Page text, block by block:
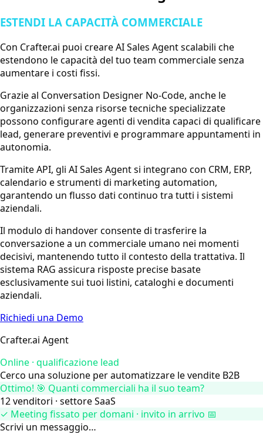
ESTENDI LA CAPACITÀ COMMERCIALE
Con Crafter.ai puoi creare AI Sales Agent scalabili che
estendono le capacità del tuo team commerciale senza
aumentare i costi fissi.
Grazie al Conversation Designer No-Code, anche le
organizzazioni senza risorse tecniche specializzate
possono configurare agenti di vendita capaci di qualificare
lead, generare preventivi e programmare appuntamenti in
autonomia.
Tramite API, gli AI Sales Agent si integrano con CRM, ERP,
calendario e strumenti di marketing automation,
garantendo un flusso dati continuo tra tutti i sistemi
aziendali.
Il modulo di handover consente di trasferire la
conversazione a un commerciale umano nei momenti
decisivi, mantenendo tutto il contesto della trattativa. Il
sistema RAG assicura risposte precise basate
esclusivamente sui tuoi listini, cataloghi e documenti
aziendali.
Richiedi una Demo
Crafter.ai Agent
Online · qualificazione lead
Cerco una soluzione per automatizzare le vendite B2B
Ottimo! 🎯 Quanti commerciali ha il suo team?
12 venditori · settore SaaS
✓ Meeting fissato per domani · invito in arrivo 📅
Scrivi un messaggio…